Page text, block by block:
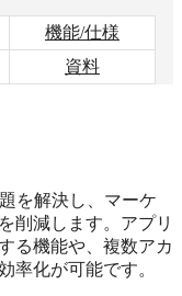
機能/仕様
資料
を解決し、マーケ
削減します。アプリ
る機能や、複数アカ
率化が可能です。